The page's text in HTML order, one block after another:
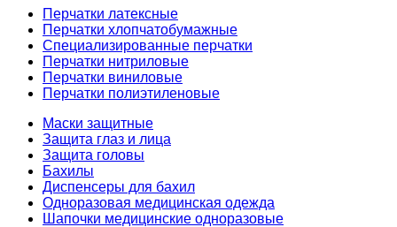
Перчатки латексные
Перчатки хлопчатобумажные
Специализированные перчатки
Перчатки нитриловые
Перчатки виниловые
Перчатки полиэтиленовые
Маски защитные
Защита глаз и лица
Защита головы
Бахилы
Диспенсеры для бахил
Одноразовая медицинская одежда
Шапочки медицинские одноразовые